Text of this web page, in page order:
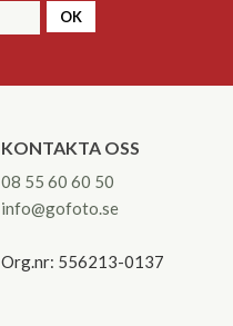
OK
KONTAKTA OSS
08 55 60 60 50
info@gofoto.se
Org.nr: 556213-0137